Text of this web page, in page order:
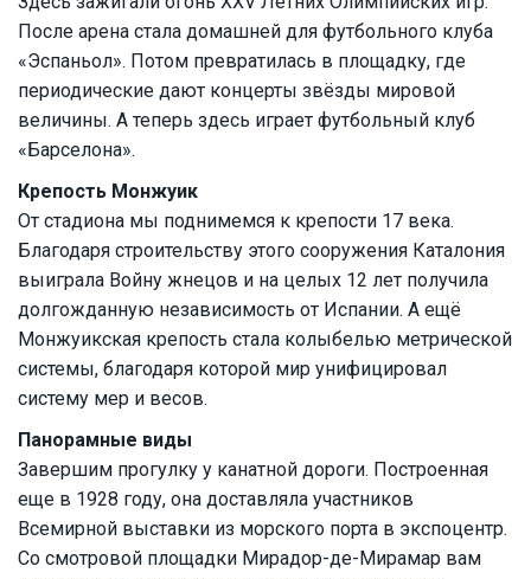
После арена стала домашней для футбольного клуба
«Эспаньол». Потом превратилась в площадку, где
периодические дают концерты звёзды мировой
величины. А теперь здесь играет футбольный клуб
«Барселона».
Крепость Монжуик
От стадиона мы поднимемся к крепости 17 века.
Благодаря строительству этого сооружения Каталония
выиграла Войну жнецов и на целых 12 лет получила
долгожданную независимость от Испании. А ещё
Монжуикская крепость стала колыбелью метрической
системы, благодаря которой мир унифицировал
систему мер и весов.
Панорамные виды
Завершим прогулку у канатной дороги. Построенная
еще в 1928 году, она доставляла участников
Всемирной выставки из морского порта в экспоцентр.
Cо смотровой площадки Мирадор-де-Мирамар вам